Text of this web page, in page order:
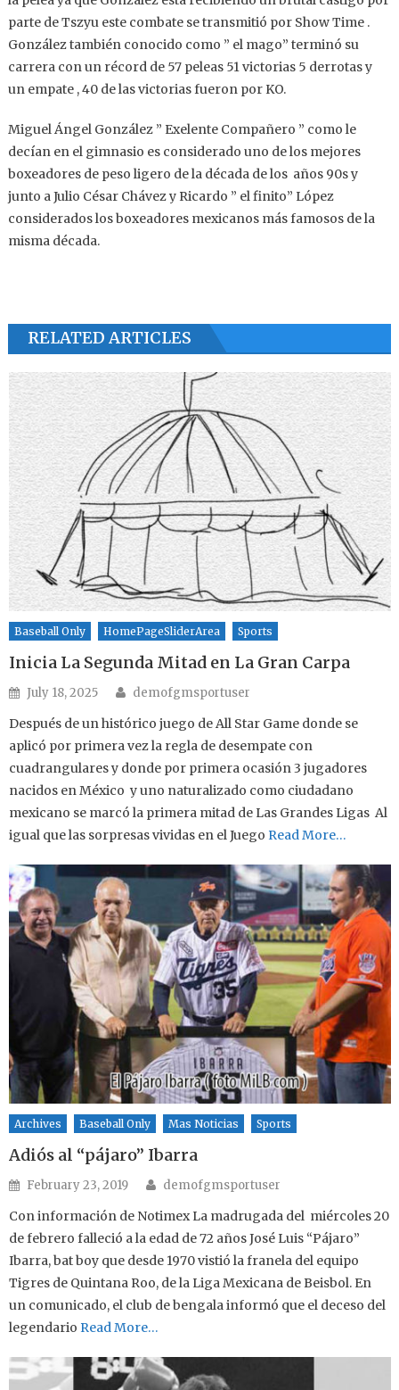
parte de Tszyu este combate se transmitió por Show Time .
González también conocido como ” el mago” terminó su
carrera con un récord de 57 peleas 51 victorias 5 derrotas y
un empate , 40 de las victorias fueron por KO.
Miguel Ángel González ” Exelente Compañero ” como le
decían en el gimnasio es considerado uno de los mejores
boxeadores de peso ligero de la década de los años 90s y
junto a Julio César Chávez y Ricardo ” el finito” López
considerados los boxeadores mexicanos más famosos de la
misma década.
RELATED ARTICLES
Baseball Only HomePageSliderArea Sports
Inicia La Segunda Mitad en La Gran Carpa
Posted on
July 18, 2025 Author
demofgmsportuser
Después de un histórico juego de All Star Game donde se
aplicó por primera vez la regla de desempate con
cuadrangulares y donde por primera ocasión 3 jugadores
nacidos en México y uno naturalizado como ciudadano
mexicano se marcó la primera mitad de Las Grandes Ligas Al
igual que las sorpresas vividas en el Juego Read More…
Archives Baseball Only Mas Noticias Sports
Adiós al “pájaro” Ibarra
Posted on
February 23, 2019 Author
demofgmsportuser
Con información de Notimex La madrugada del miércoles 20
de febrero falleció a la edad de 72 años José Luis “Pájaro”
Ibarra, bat boy que desde 1970 vistió la franela del equipo
Tigres de Quintana Roo, de la Liga Mexicana de Beisbol. En
un comunicado, el club de bengala informó que el deceso del
legendario Read More…